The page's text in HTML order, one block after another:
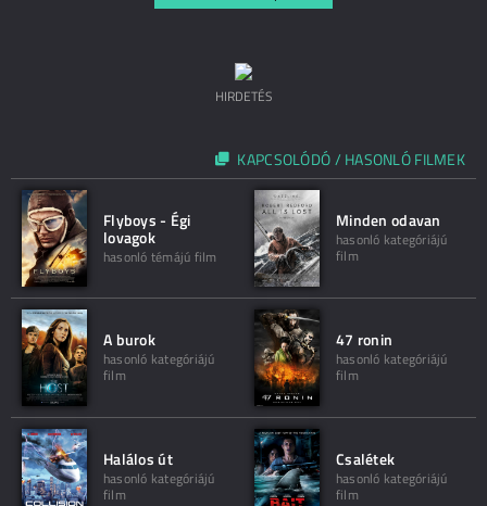
HIRDETÉS
KAPCSOLÓDÓ / HASONLÓ FILMEK
Flyboys - Égi
lovagok
hasonló témájú film
Minden odavan
hasonló kategóriájú
film
A burok
hasonló kategóriájú
film
47 ronin
hasonló kategóriájú
film
Halálos út
hasonló kategóriájú
film
Csalétek
hasonló kategóriájú
film